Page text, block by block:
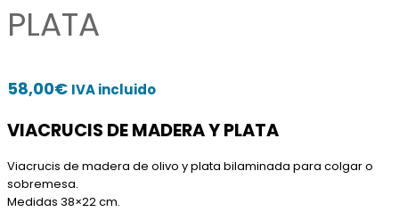
PLATA
58,00€ IVA incluido
VIACRUCIS DE MADERA Y PLATA
Viacrucis de madera de olivo y plata bilaminada para colgar o
sobremesa.
Medidas 38×22 cm.